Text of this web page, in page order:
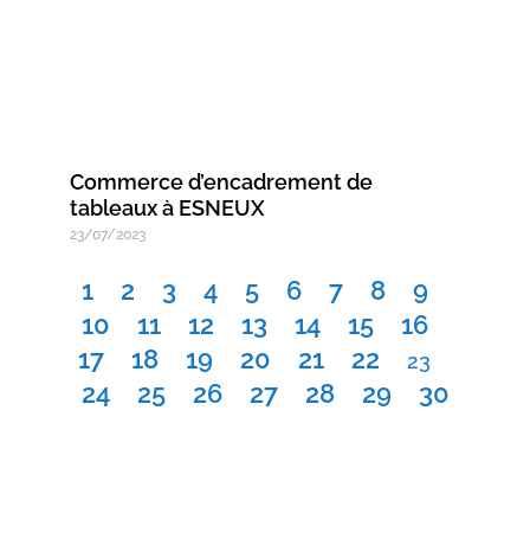
Commerce d’encadrement de
tableaux à ESNEUX
23/07/2023
1 2 3 4 5 6 7 8
9
10
11 12 13 14 15
16
17
18 19 20 21 22 23
24 25 26 27 28 29 30